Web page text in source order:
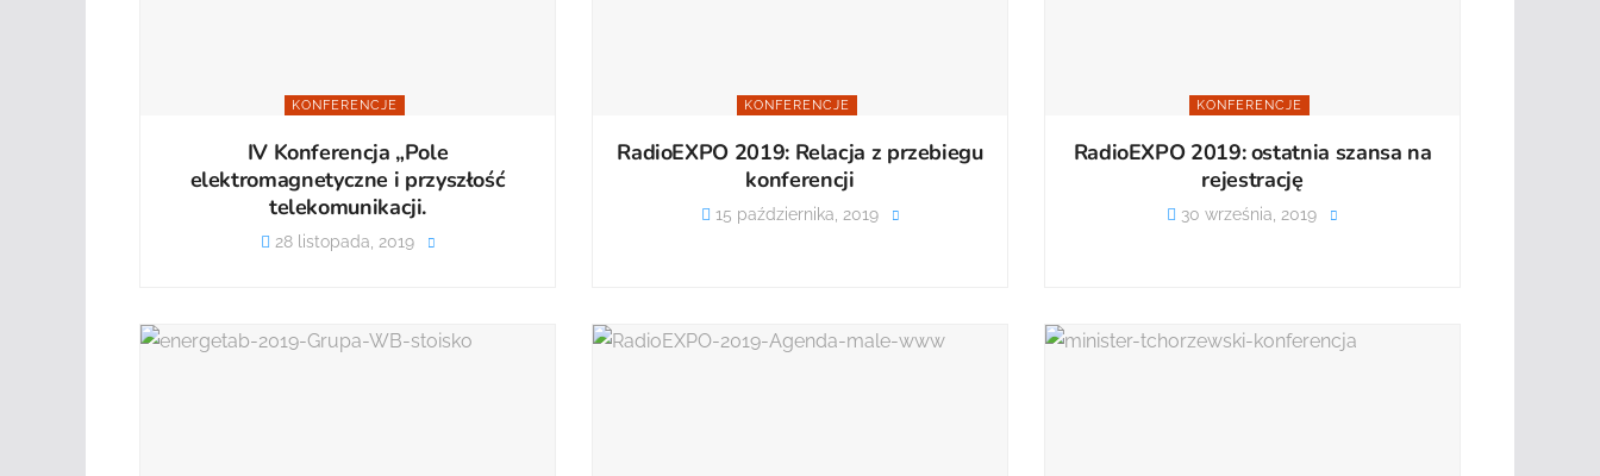
KONFERENCJE
IV Konferencja „Pole
elektromagnetyczne i przyszłość
telekomunikacji.
28 listopada, 2019
KONFERENCJE
RadioEXPO 2019: Relacja z przebiegu
konferencji
15 października, 2019
KONFERENCJE
RadioEXPO 2019: ostatnia szansa na
rejestrację
30 września, 2019